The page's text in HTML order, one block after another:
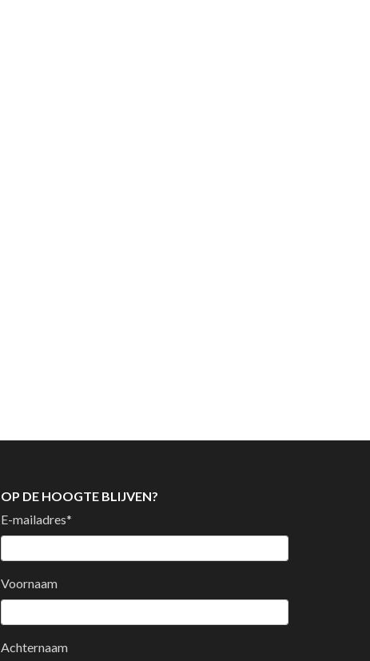
OP DE HOOGTE BLIJVEN?
E-mailadres*
Voornaam
Achternaam